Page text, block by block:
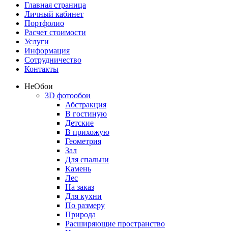
Главная страница
Личный кабинет
Портфолио
Расчет стоимости
Услуги
Информация
Сотрудничество
Контакты
НеОбои
3D фотообои
Абстракция
В гостиную
Детские
В прихожую
Геометрия
Зал
Для спальни
Камень
Лес
На заказ
Для кухни
По размеру
Природа
Расширяющие пространство